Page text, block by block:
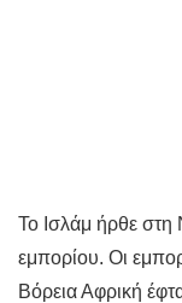
Το Ισλάμ ήρθε στη
εμπορίου. Οι
Βόρεια Αφρική